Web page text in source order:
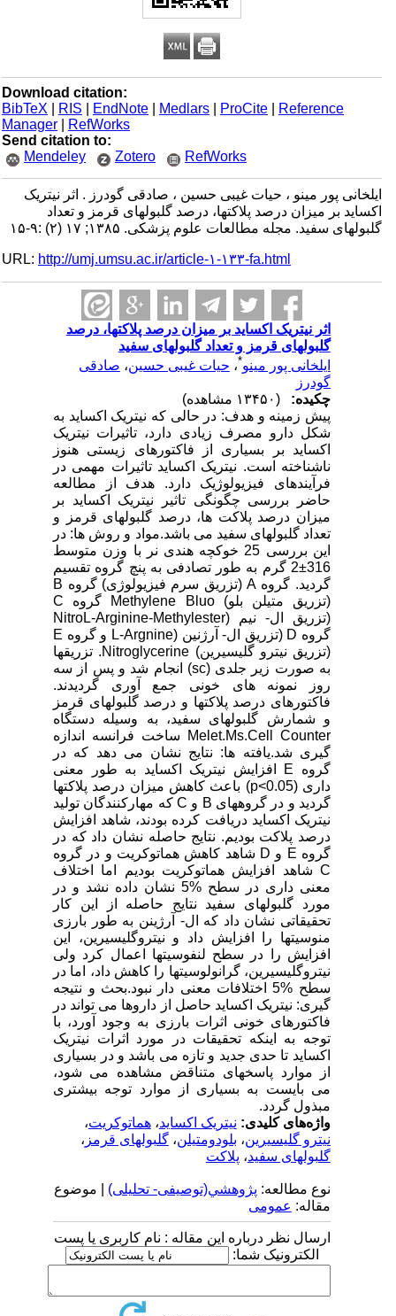
Download citation:
BibTeX
| RIS |EndNote |Medlars |ProCite |Reference
Manager
|RefWorks
Send citation to:
Mendeley
Zotero RefWorks
ایلخانی پور مینو ، حیات غیبی حسین ، صادقی گودرز . اثر نیتریک
اکساید بر میزان درصد پلاکتها، درصد گلبولهای قرمز و تعداد
گلبولهای سفید. مجله مطالعات علوم پزشکی. ۱۳۸۵; ۱۷ (۲) :۹-۱۵
URL:http://umj.umsu.ac.ir/article-۱-۱۳۳-fa.html
اثر نیتریک اکساید بر میزان درصد پلاکتها، درصد
گلبولهای قرمز و تعداد گلبولهای سفید
ایلخانی پور مینو*،حیات غیبی حسین،صادقی
گودرز
چکیده:
پیش زمینه و هدف: در حالی که نیتریک اکساید به
شکل دارو مصرف زیادی دارد، تاثیرات نیتریک
اکساید بر بسیاری از فاکتورهای زیستی هنوز
ناشناخته است. نیتریک اکساید تاثیرات مهمی در
فرآیندهای فیزیولوژیک دارد. هدف از مطالعه
حاضر بررسی چگونگی تاثیر نیتریک اکساید بر
میزان درصد پلاکت ها، درصد گلبولهای قرمز و
تعداد گلبولهای سفید می باشد.مواد و روش ها: در
این بررسی 25 خوکچه هندی نر با وزن متوسط
316±2 گرم به طور تصادفی به پنچ گروه تقسیم
گردید. گروه A (تزریق سرم فیزیولوژی) گروه B
(تزریق متیلن بلو) Methylene Bluo گروه C
(تزریق ال- نیم (NitroL-Arginine-Methylester
گروه D (تزریق ال- آرژنین (L-Argnine و گروه E
(تزریق نیترو گلیسیرین) Nitroglycerine. تزریقها
به صورت زیر جلدی (sc) انجام شد و پس از سه
روز نمونه های خونی جمع آوری گردیدند.
فاکتورهای درصد پلاکتها و درصد گلبولهای قرمز
و شمارش گلبولهای سفید، به وسیله دستگاه
Melet.Ms.Cell Counter ساخت فرانسه اندازه
گیری شد.یافته ها: نتایج نشان می دهد که در
گروه E افزایش نیتریک اکساید به طور معنی
داری (p<0.05) باعث کاهش میزان درصد پلاکتها
گردید و در گروههای B و C که مهارکنندگان تولید
نیتریک اکساید دریافت کرده بودند، شاهد افزایش
درصد پلاکت بودیم. نتایج حاصله نشان داد که در
گروه E و D شاهد کاهش هماتوکریت و در گروه
C شاهد افزایش هماتوکریت بودیم اما اختلاف
معنی داری در سطح %5 نشان داده نشد و در
مورد گلبولهای سفید نتایج حاصله از این کار
تحقیقاتی نشان داد که ال- آرژینن به طور بارزی
منوسیتها را افزایش داد و نیتروگلیسیرین، این
افزایش را در سطح لنفوسیتها اعمال کرد ولی
نیتروگلیسیرین، گرانولوسیتها را کاهش داد، اما در
سطح %5 اختلافات معنی دار نبود.بحث و نتیجه
گیری: نیتریک اکساید حاصل از داروها می تواند در
فاکتورهای خونی اثرات بارزی به وجود آورد، با
توجه به اینکه تحقیقات در مورد اثرات نیتریک
اکساید تا حدی جدید و تازه می باشد و در بسیاری
از موارد پاسخهای متناقض مشاهده می شود،
می بایست به بسیاری از موارد توجه بیشتری
مبذول گردد.
واژه‌های کلیدی:نیتریک اکساید،هماتوکریت،
نیترو گلیسیرین،بلودومتیلن،گلبولهای قرمز،
گلبولهای سفید،پلاکت
نوع مطالعه:پژوهشي(توصیفی- تحلیلی) | موضوع
مقاله:عمومى
ارسال نظر درباره این مقاله : نام کاربری یا پست
الکترونیک شما: